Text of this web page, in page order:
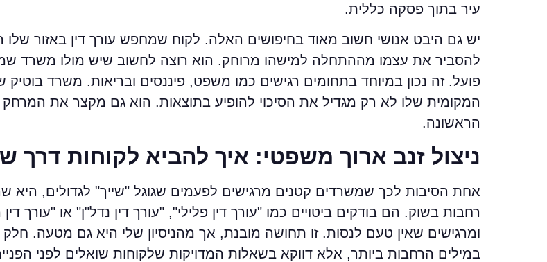
עיר בתוך פסקה כללית.
יש גם היבט אנושי חשוב מאוד בחיפושים האלה. לקוח שמחפש עורך דין באזור שלו
להסביר את עצמו מההתחלה למישהו מרוחק. הוא רוצה לחשוב שיש מולו משרד
פועל. זה נכון במיוחד בתחומים רגישים כמו משפט, פיננסים ובריאות. משרד בוטיק
המקומית שלו לא רק מגדיל את הסיכוי להופיע בתוצאות. הוא גם מקצר את המרחק
הראשונה.
ניצול זנב ארוך משפטי: איך להביא לקוחות דרך
אחת הסיבות לכך שמשרדים קטנים מרגישים לפעמים שגוגל "שייך" לגדולים, היא
רחבות בשוק. הם בודקים ביטויים כמו "עורך דין פלילי", "עורך דין נדל"ן" או "עורך
ומרגישים שאין טעם לנסות. זו תחושה מובנת, אך מהניסיון שלי היא גם מטעה.
במילים הרחבות ביותר, אלא דווקא בשאלות המדויקות שלקוחות שואלים לפני